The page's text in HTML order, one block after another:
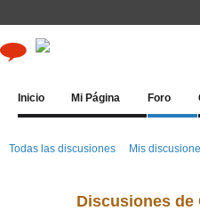
Inicio Mi Página Foro
Todas las discusiones Mis
Discusiones de